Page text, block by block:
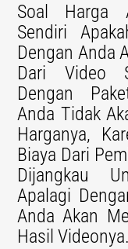
Soal Harga
Sendiri
Dengan Anda
Dari Video
Dengan
Anda Tidak
Harganya,
Biaya Dari
Dijangkau
Apalagi
Anda Akan
Hasil Videonya.